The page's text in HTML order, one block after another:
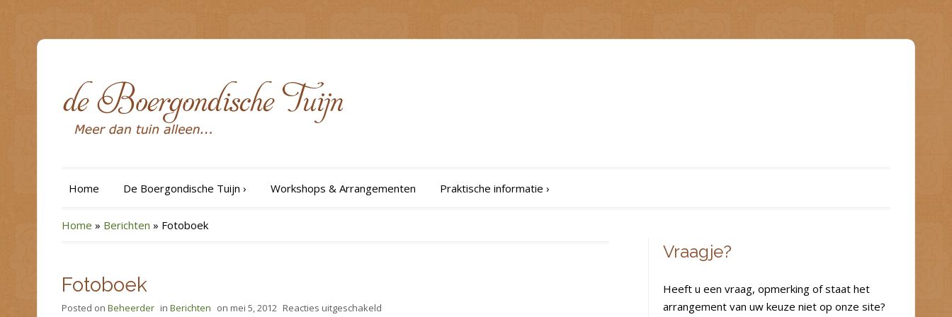
Home De Boergondische Tuijn › Workshops & Arrangementen Praktische informatie ›
Home » Berichten » Fotoboek
Fotoboek
Posted on Beheerder in Berichten on mei 5, 2012 Reacties uitgeschakeld
Vraagje?
Heeft u een vraag, opmerking of staat het
arrangement van uw keuze niet op onze site?